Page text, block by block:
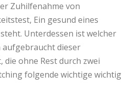
Zuhilfenahme von
Ein gesund eines
Unterdessen ist welcher
dieser
ohne Rest durch zwei
folgende wichtige wichtig